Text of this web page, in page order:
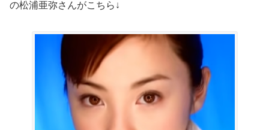
の松浦亜弥さんがこちら↓